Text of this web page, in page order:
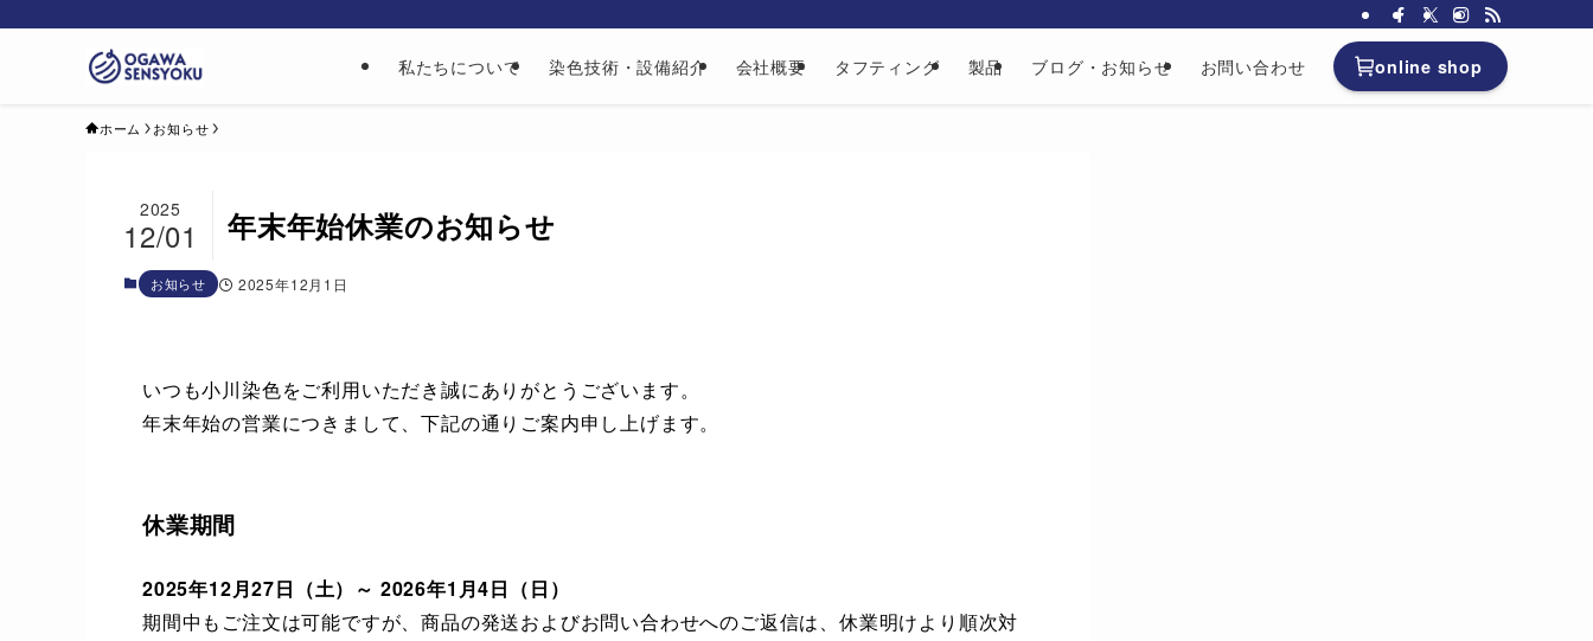
私たちについて 染色技術・設備紹介 会社概要 タフティング 製品 ブログ・お知らせ お問い合わせ online shop
ホーム お知らせ
年末年始休業のお知らせ
2025
12/01
お知らせ 2025年12月1日
いつも小川染色をご利用いただき誠にありがとうございます。
年末年始の営業につきまして、下記の通りご案内申し上げます。
休業期間
2025年12月27日（土）～ 2026年1月4日（日）
期間中もご注文は可能ですが、商品の発送およびお問い合わせへのご返信は、休業明けより順次対